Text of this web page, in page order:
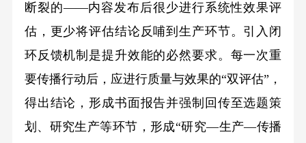
断裂的——内容发布后很少进行系统性效果评
估，更少将评估结论反哺到生产环节。引入闭
环反馈机制是提升效能的必然要求。每一次重
要传播行动后，应进行质量与效果的“双评估”，
得出结论，形成书面报告并强制回传至选题策
划、研究生产等环节，形成“研究—生产—传播